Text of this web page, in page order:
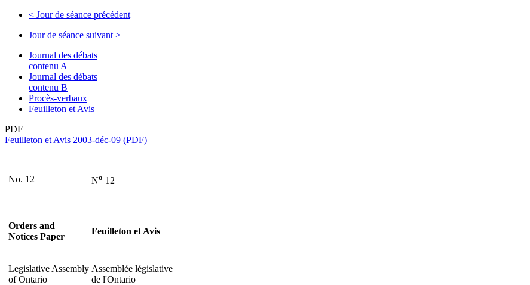
< Jour de séance précédent
Jour de séance suivant >
Journal des débats
contenu A
Journal des débats
contenu B
Procès-verbaux
Feuilleton et Avis
PDF
Feuilleton et Avis 2003-déc-09 (PDF)
No. 12 No 12
Orders and
Notices Paper
Feuilleton et Avis
Legislative Assembly
of Ontario
Assemblée législative
de l'Ontario